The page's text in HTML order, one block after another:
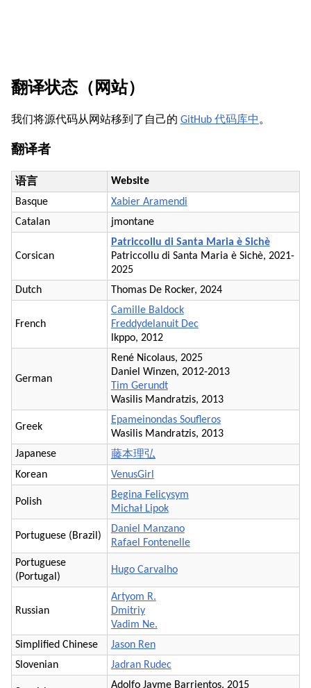
翻译状态（网站）
我们将源代码从网站移到了自己的 GitHub 代码库中。
翻译者
语言
Website
Basque
Xabier Aramendi
Catalan
jmontane
Corsican
Patriccollu di Santa Maria è Sichè
Patriccollu di Santa Maria è Sichè, 2021-
2025
Dutch
Thomas De Rocker, 2024
French
Camille Baldock
Freddydelanuit Dec
lkppo, 2012
German
René Nicolaus, 2025
Daniel Winzen, 2012-2013
Tim Gerundt
Wasilis Mandratzis, 2013
Greek
Epameinondas Soufleros
Wasilis Mandratzis, 2013
Japanese
藤本理弘
Korean
VenusGirl
Polish
Begina Felicysym
Michał Lipok
Portuguese (Brazil)
Daniel Manzano
Rafael Fontenelle
Portuguese
(Portugal)
Hugo Carvalho
Russian
Artyom R.
Dmitriy
Vadim Ne.
Simplified Chinese
Jason Ren
Slovenian
Jadran Rudec
Adolfo Jayme Barrientos, 2015